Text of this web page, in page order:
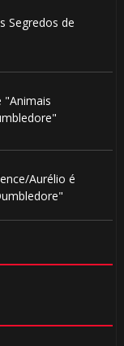
Segredos de
"Animais
Aurélio é